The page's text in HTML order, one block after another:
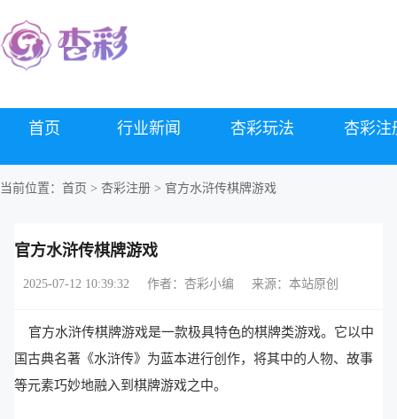
首页 行业新闻 杏彩玩法 杏彩注
当前位置： 首页 > 杏彩注册 > 官方水浒传棋牌游戏
官方水浒传棋牌游戏
2025-07-12 10:39:32 作者：杏彩小编 来源：本站原创
官方水浒传棋牌游戏是一款极具特色的棋牌类游戏。它以中
国古典名著《水浒传》为蓝本进行创作，将其中的人物、故事
等元素巧妙地融入到棋牌游戏之中。